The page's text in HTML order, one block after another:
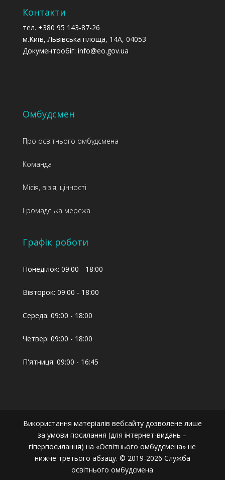
Контакти
тел. +380 95 143-87-26
м.Київ, Львівська площа, 14А, 04053
Документообіг: info@eo.gov.ua
Омбудсмен
Про освітнього омбудсмена
Команда
Місія, візія, цінності
Громадська мережа
Графік роботи
Понеділок: 09:00 - 18:00
Вівторок: 09:00 - 18:00
Середа: 09:00 - 18:00
Четвер: 09:00 - 18:00
П'ятниця: 09:00 - 16:45
Використання матеріалів вебсайту дозволене лише
за умови посилання (для інтернет-видань –
гіперпосилання) на «Освітнього омбудсмена» не
нижче третього абзацу. © 2019-2026 Служба
освітнього омбудсмена